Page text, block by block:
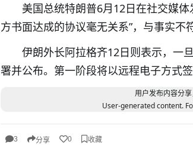
美国总统特朗普6月12日在社交媒
方书面达成的协议毫无关系”，与事实不
伊朗外长阿拉格齐12日则表示，一
署并公布。第一阶段将以远程电子方式
用户发布内容分
User-generated content.
3 分享 0 收藏